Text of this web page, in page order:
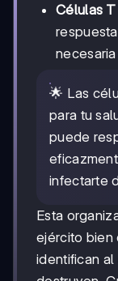
Células
necesaria
🌟 Las
para tu
puede
infectarte
Esta
ejército bien
identifican